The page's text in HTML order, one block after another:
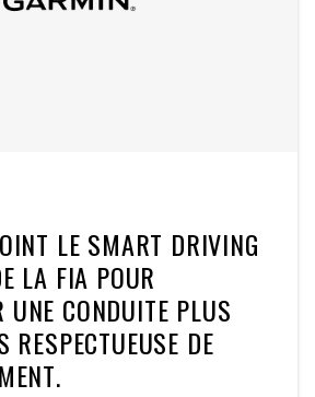
LE SMART DRIVING
LA FIA POUR
UNE CONDUITE PLUS
RESPECTUEUSE DE